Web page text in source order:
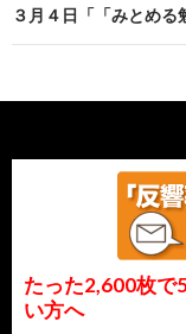
３月４日「「みとめる
たった2,600枚で
い方へ